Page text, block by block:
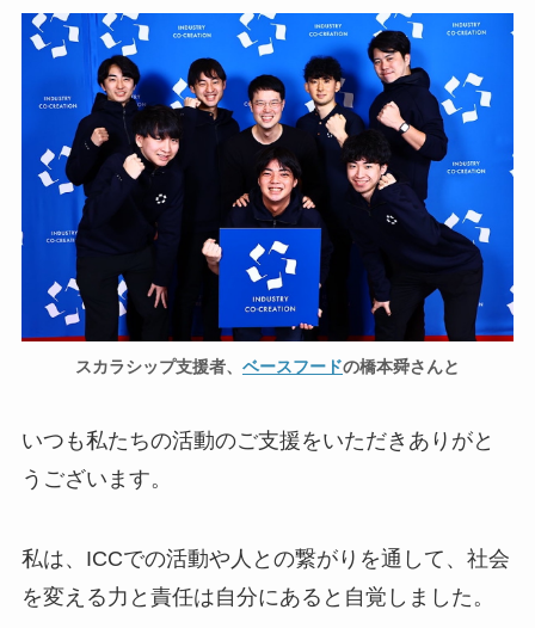
スカラシップ支援者、 ベースフードの橋本舜さんと
いつも私たちの活動のご支援をいただきありがと
うございます。
私は、ICCでの活動や人との繋がりを通して、社会
を変える力と責任は自分にあると自覚しました。